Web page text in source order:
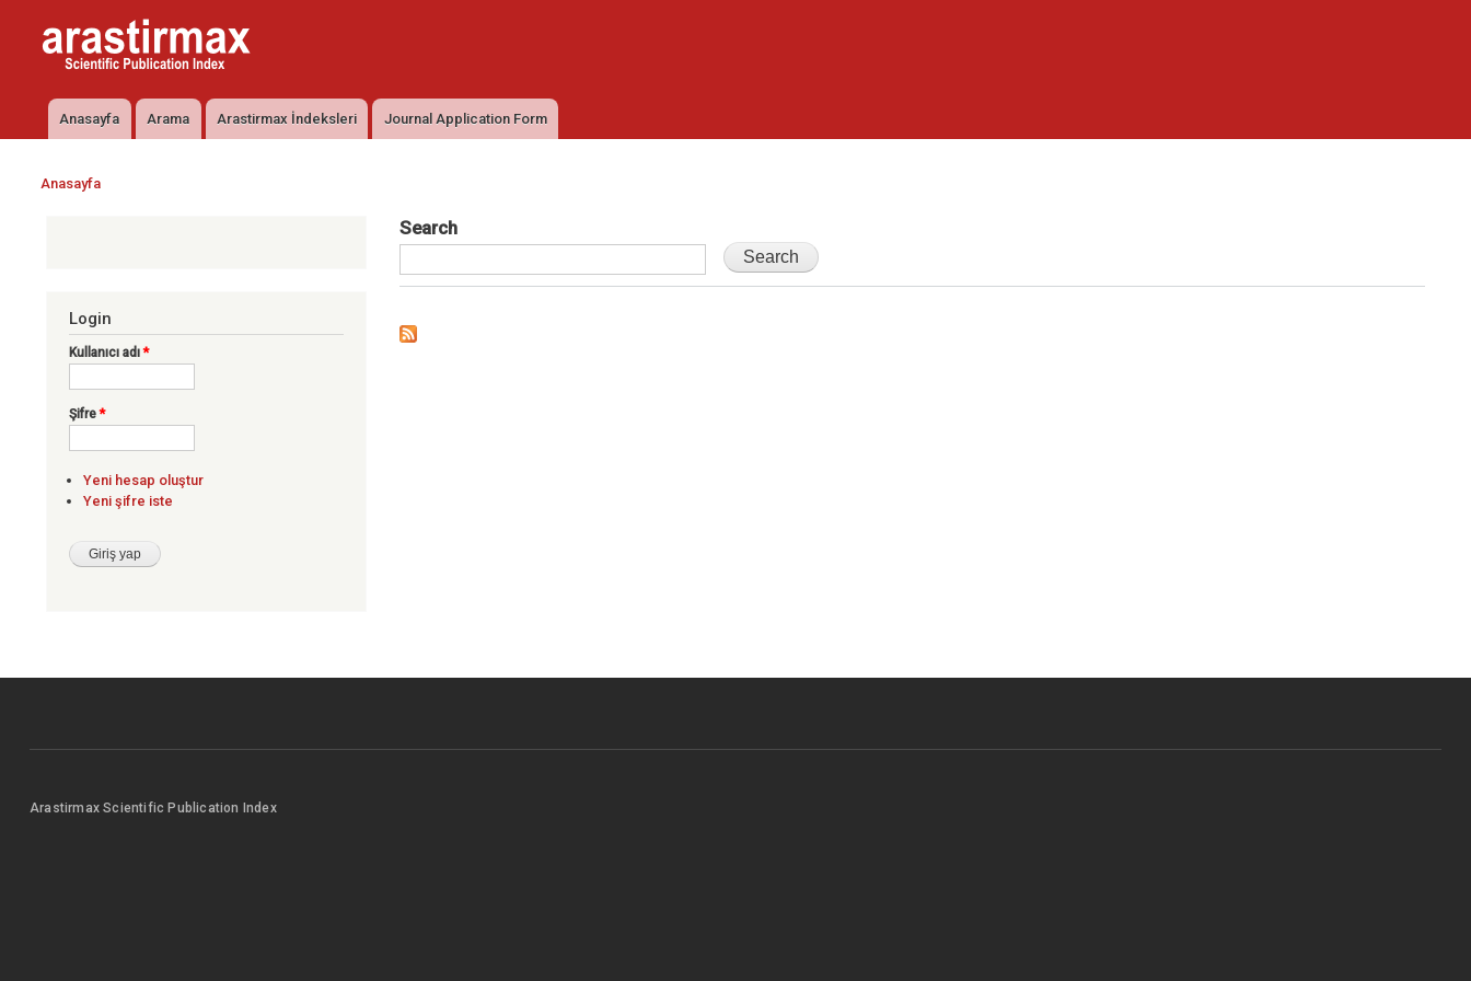
Arastirmax
- Scientific
Publication
Index
Arastirmax
Scientific
Index
Ana menü
Anasayfa Arama Arastirmax İndeksleri Journal Application Form
Buradasınız
Anasayfa
Search
Login
Kullanıcı adı*
Şifre*
Yeni hesap oluştur
Yeni şifre iste
Arastirmax Scientific Publication Index